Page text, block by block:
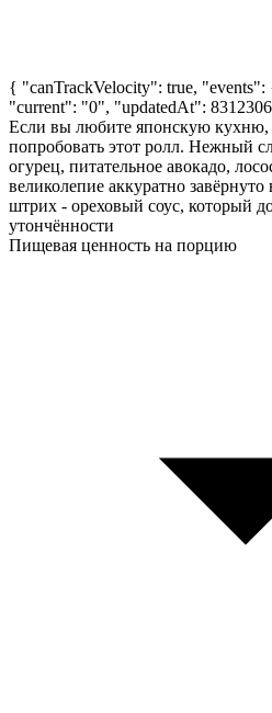
{ "canTrackVelocity": true,
"current": "0", "updatedAt":
Если вы любите японскую кухню,
попробовать этот ролл. Нежный
огурец, питательное авокадо,
великолепие аккуратно
штрих - ореховый соус, который
утончённости
Пищевая ценность на порцию